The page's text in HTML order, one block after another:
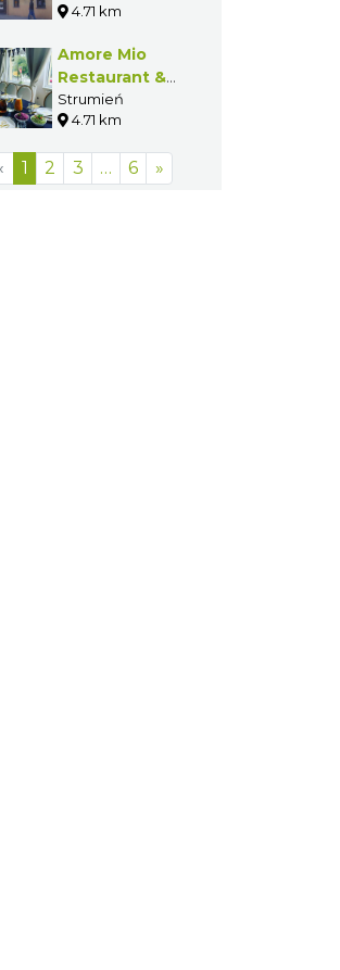
4.71 km
Amore Mio
Restaurant &
Pizza
Strumień
4.71 km
1 2 3 … 6 »